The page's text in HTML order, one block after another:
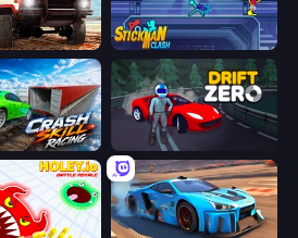
Offroad Masters Challenge Stickman Clash
Racing Drift Zero